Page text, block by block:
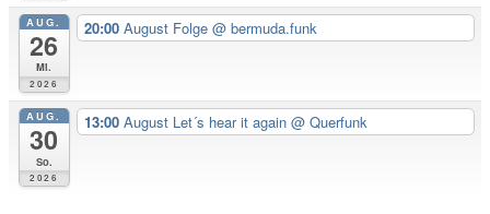
AUG.
26
Mi.
2026
20:00 August Folge @ bermuda.funk
AUG.
30
So.
2026
13:00 August Let´s hear it again @ Querfunk